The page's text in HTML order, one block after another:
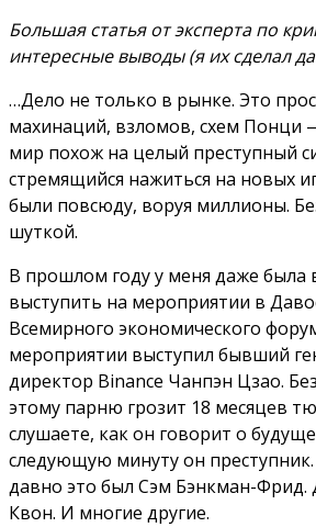
Большая статья от эксперта по
интересные выводы (я их сделал
…Дело не только в рынке. Это
махинаций, взломов, схем
мир похож на целый преступный
стремящийся нажиться на новых
были повсюду, воруя миллионы.
шуткой.
В прошлом году у меня даже была
выступить на мероприятии в
Всемирного экономического
мероприятии выступил бывший
директор Binance Чанпэн Цзао.
этому парню грозит 18 месяцев
слушаете, как он говорит о
следующую минуту он
давно это был Сэм Бэнкман-
Квон. И многие другие.